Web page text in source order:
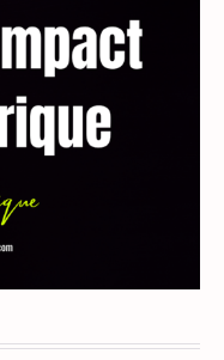
peuvent
course